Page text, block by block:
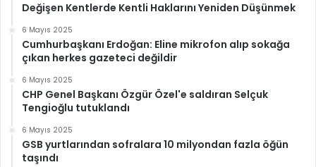
Değişen Kentlerde Kentli Haklarını Yeniden Düşünmek
6 Mayıs 2025
Cumhurbaşkanı Erdoğan: Eline mikrofon alıp sokağa
çıkan herkes gazeteci değildir
6 Mayıs 2025
CHP Genel Başkanı Özgür Özel'e saldıran Selçuk
Tengioğlu tutuklandı
6 Mayıs 2025
GSB yurtlarından sofralara 10 milyondan fazla öğün
taşındı